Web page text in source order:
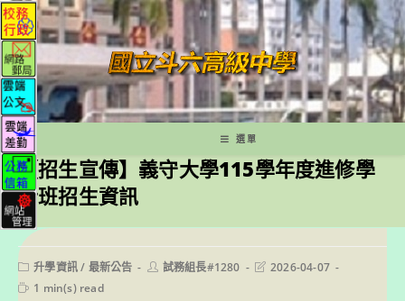
跳
轉
至
主
要
內
容
選單
【招生宣傳】義守大學115學年度進修學
士班招生資訊
Post
category:
升學資訊/ 最新公告
Post試務組長#1280
Post2026-04-07
Reading
1 min(s) read